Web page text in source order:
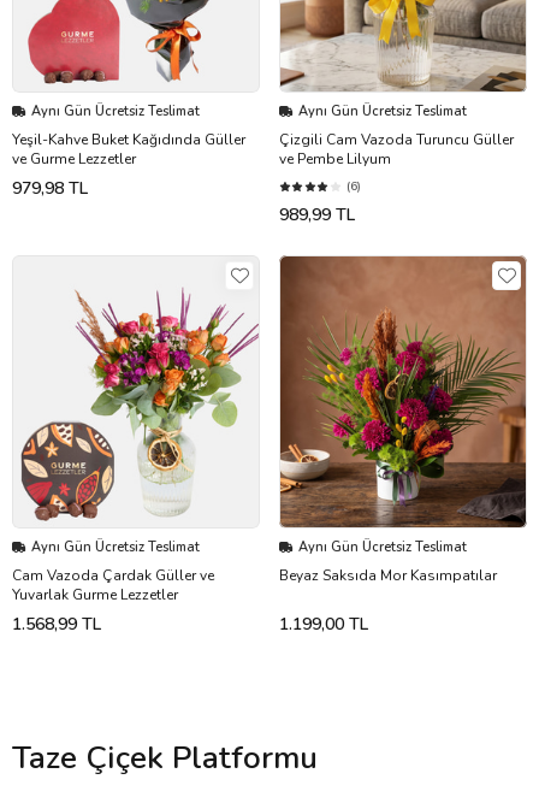
Aynı Gün Ücretsiz Teslimat
Yeşil-Kahve Buket Kağıdında Güller
ve Gurme Lezzetler
979,98 TL
Aynı Gün Ücretsiz Teslimat
Çizgili Cam Vazoda Turuncu Güller
ve Pembe Lilyum
(6)
989,99 TL
Aynı Gün Ücretsiz Teslimat
Cam Vazoda Çardak Güller ve
Yuvarlak Gurme Lezzetler
1.568,99 TL
Aynı Gün Ücretsiz Teslimat
Beyaz Saksıda Mor Kasımpatılar
1.199,00 TL
Taze Çiçek Platformu